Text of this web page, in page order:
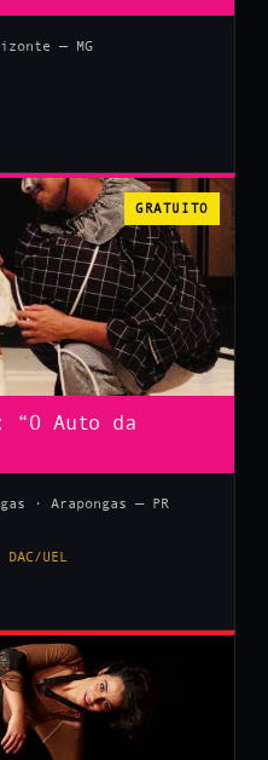
— MG
GRATUITO
Auto da
· Arapongas — PR
UEL